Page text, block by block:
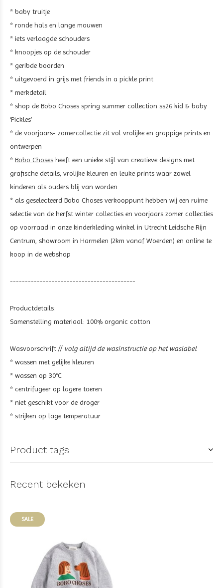
* baby truitje
* ronde hals en lange mouwen
* iets verlaagde schouders
* knoopjes op de schouder
* geribde boorden
* uitgevoerd in grijs met friends in a pickle print
* merkdetail
* shop de Bobo Choses spring summer collection ss26 kid & baby
‘Pickles’
* de voorjaars- zomercollectie zit vol vrolijke en grappige prints en
ontwerpen
* Bobo Choses heeft een unieke stijl van creatieve designs met
grafische details, vrolijke kleuren en leuke prints waar zowel
kinderen als ouders blij van worden
* als geselecteerd Bobo Choses verkooppunt hebben wij een ruime
selectie van de herfst winter collecties en voorjaars zomer collecties
op voorraad in onze kinderkleding winkel in Utrecht Leidsche Rijn
Centrum, showroom in Harmelen (2km vanaf Woerden) en online te
koop in de webshop
------------------------------------------
Productdetails:
Samenstelling materiaal: 100% organic cotton
Wasvoorschrift // volg altijd de wasinstructie op het waslabel
* wassen met gelijke kleuren
* wassen op 30°C
* centrifugeer op lagere toeren
* niet geschikt voor de droger
* strijken op lage temperatuur
Product tags
Recent bekeken
SALE